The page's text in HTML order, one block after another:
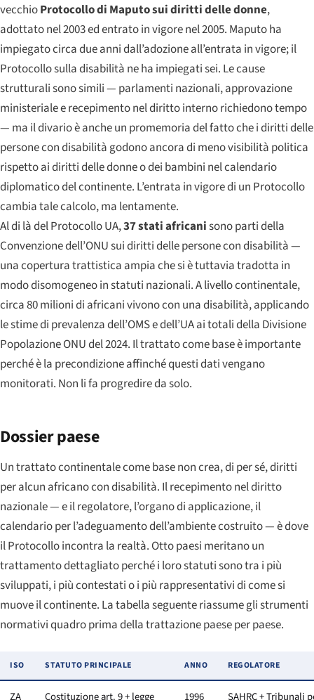
vecchioProtocollo di Maputo sui diritti delle donne,
adottato nel 2003 ed entrato in vigore nel 2005. Maputo ha
impiegato circa due anni dall’adozione all’entrata in vigore; il
Protocollo sulla disabilità ne ha impiegati sei. Le cause
strutturali sono simili — parlamenti nazionali, approvazione
ministeriale e recepimento nel diritto interno richiedono tempo
— ma il divario è anche un promemoria del fatto che i diritti delle
persone con disabilità godono ancora di meno visibilità politica
rispetto ai diritti delle donne o dei bambini nel calendario
diplomatico del continente. L’entrata in vigore di un Protocollo
cambia tale calcolo, ma lentamente.
Al di là del Protocollo UA,37 stati africanisono parti della
Convenzione dell’ONU sui diritti delle persone con disabilità —
una copertura trattistica ampia che si è tuttavia tradotta in
modo disomogeneo in statuti nazionali. A livello continentale,
circa 80 milioni di africani vivono con una disabilità, applicando
le stime di prevalenza dell’OMS e dell’UA ai totali della Divisione
Popolazione ONU del 2024. Il trattato come base è importante
perché è la precondizione affinché questi dati vengano
monitorati. Non li fa progredire da solo.
Dossier paese
Un trattato continentale come base non crea, di per sé, diritti
per alcun africano con disabilità. Il recepimento nel diritto
nazionale — e il regolatore, l’organo di applicazione, il
calendario per l’adeguamento dell’ambiente costruito — è dove
il Protocollo incontra la realtà. Otto paesi meritano un
trattamento dettagliato perché i loro statuti sono tra i più
sviluppati, i più contestati o i più rappresentativi di come si
muove il continente. La tabella seguente riassume gli strumenti
normativi quadro prima della trattazione paese per paese.
ISO STATUTO PRINCIPALE ANNO REGOLATORE
ZA Costituzione art. 9 + legge 1996 SAHRC + Tribunali